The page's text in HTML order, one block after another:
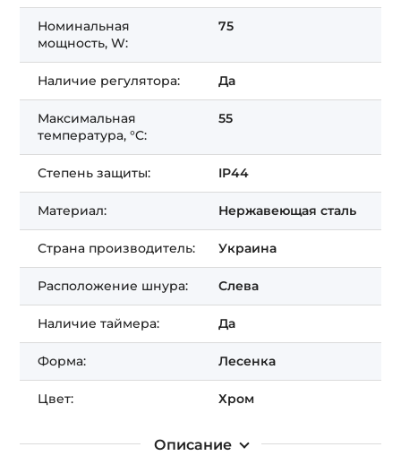
Описание
Номинальная
мощность, W:
75
Наличие регулятора: Да
Максимальная
температура, °C:
55
Степень защиты: IP44
Материал: Нержавеющая сталь
Страна производитель: Украина
Расположение шнура: Слева
Наличие таймера: Да
Форма: Лесенка
Цвет: Хром
Получить СКИДКУ!